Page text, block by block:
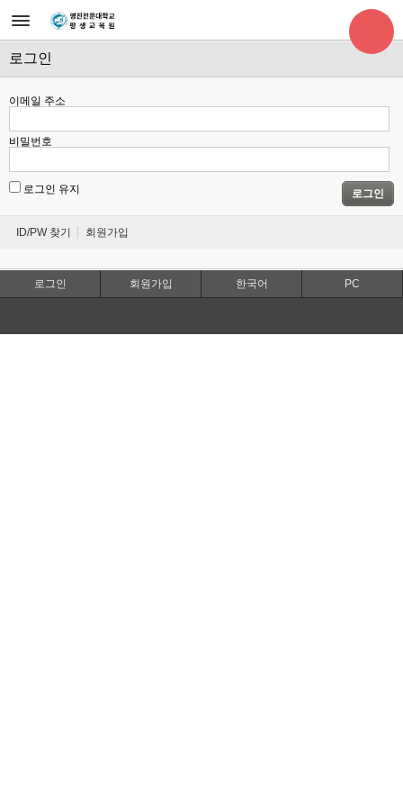
로그인
이메일 주소
비밀번호
로그인 유지 로그인
ID/PW 찾기 회원가입
로그인 회원가입 한국어 PC